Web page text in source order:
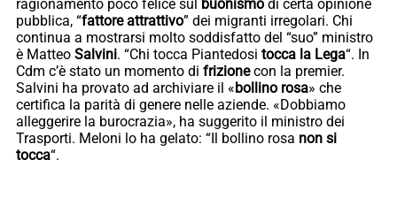
ragionamento poco felice sul buonismo di certa opinione
pubblica, “fattore attrattivo” dei migranti irregolari. Chi
continua a mostrarsi molto soddisfatto del “suo” ministro
è Matteo Salvini. “Chi tocca Piantedosi tocca la Lega“. In
Cdm c’è stato un momento di frizionecon la premier.
Salvini ha provato ad archiviare il «bollino rosa» che
certifica la parità di genere nelle aziende. «Dobbiamo
alleggerire la burocrazia», ha suggerito il ministro dei
Trasporti. Meloni lo ha gelato: “Il bollino rosa non si
tocca“.